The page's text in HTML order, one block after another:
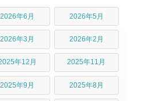
2026年6月 2026年5月
2026年3月 2026年2月
年12月 2025年11月
2025年9月 2025年8月